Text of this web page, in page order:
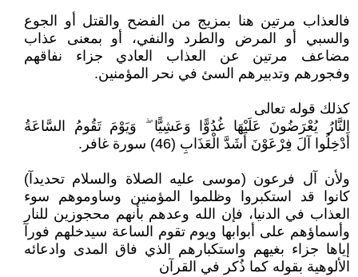
فالعذاب مرتين هنا بمزيج من الفضح والقتل أو الجوع
والسبي أو المرض والطرد والنفي، أو بمعنى عذاب
مضاعف مرتين عن العذاب العادي جزاء نفاقهم
وفجورهم وتدبيرهم السئ في نحر المؤمنين.
كذلك قوله تعالى
النَّارُ يُعْرَضُونَ عَلَيْهَا غُدُوًّا وَعَشِيًّا ۖ وَيَوْمَ تَقُومُ السَّاعَةُ
أَدْخِلُوا آلَ فِرْعَوْنَ أَشَدَّ الْعَذَابِ (46) سورة غافر.
ولأن آل فرعون (موسى عليه الصلاة والسلام تحديدآ)
كانوا قد استكبروا وظلموا المؤمنين وساوموهم سوء
العذاب في الدنيا، فإن الله وعدهم بأنهم محجوزين للنار
وأسماؤهم على أبوابها ويوم تقوم الساعة سيدخلهم فورآ
إياها جزاء بغيهم واستكبارهم الذي فاق المدى وادعائه
الألوهية بقوله كما ذُكر في القرآن